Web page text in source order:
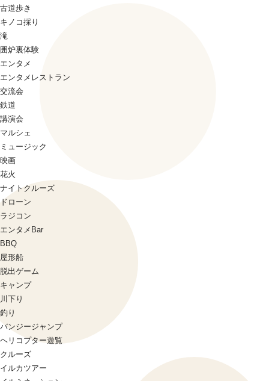
古道歩き
キノコ採り
滝
囲炉裏体験
エンタメ
エンタメレストラン
交流会
鉄道
講演会
マルシェ
ミュージック
映画
花火
ナイトクルーズ
ドローン
ラジコン
エンタメBar
BBQ
屋形船
脱出ゲーム
キャンプ
川下り
釣り
バンジージャンプ
ヘリコプター遊覧
クルーズ
イルカツアー